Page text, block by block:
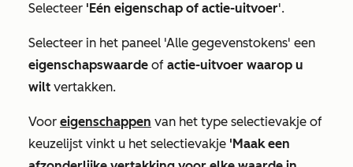
Selecteer 'Eén eigenschap of actie-uitvoer'.
Selecteer in het paneel 'Alle gegevenstokens' een
eigenschapswaarde of actie-uitvoer waarop u
wilt vertakken.
Voor eigenschappen van het type selectievakje of
keuzelijst vinkt u het selectievakje 'Maak een